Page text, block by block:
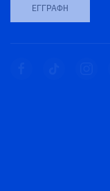
ΕΓΓΡΑΦΉ